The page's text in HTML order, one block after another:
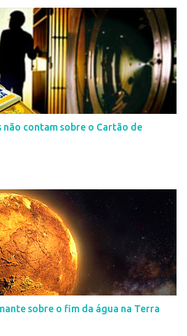
não contam sobre o Cartão de
sobre o fim da água na Terra